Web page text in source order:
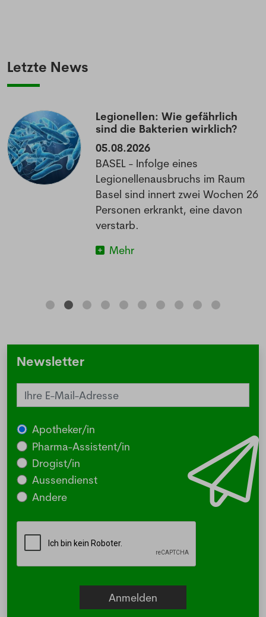
Letzte News
Legionellen: Wie gefährlich
sind die Bakterien wirklich?
05.08.2026
BASEL - Infolge eines
Legionellenausbruchs im Raum
Basel sind innert zwei Wochen 26
Personen erkrankt, eine davon
verstarb.
Mehr
Newsletter
Apotheker/in
Pharma-Assistent/in
Drogist/in
Aussendienst
Andere